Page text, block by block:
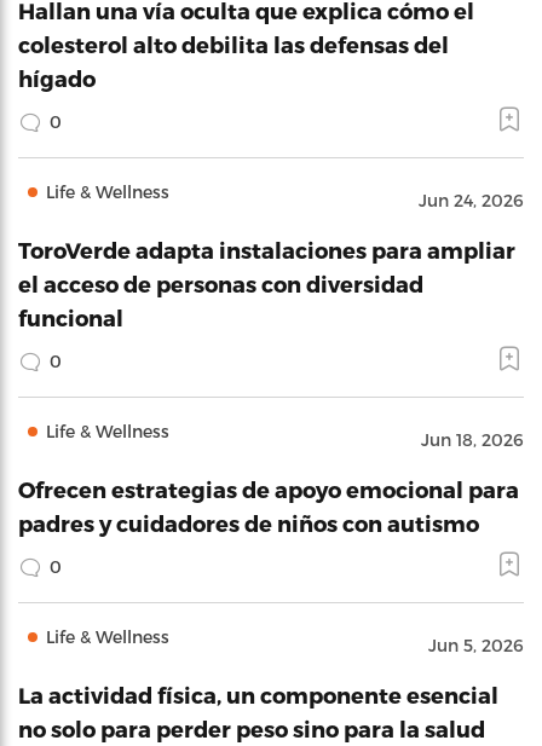
Hallan una vía oculta que explica cómo el
colesterol alto debilita las defensas del
hígado
0
Life & Wellness Jun 24, 2026
ToroVerde adapta instalaciones para ampliar
el acceso de personas con diversidad
funcional
0
Life & Wellness Jun 18, 2026
Ofrecen estrategias de apoyo emocional para
padres y cuidadores de niños con autismo
0
Life & Wellness Jun 5, 2026
La actividad física, un componente esencial
no solo para perder peso sino para la salud